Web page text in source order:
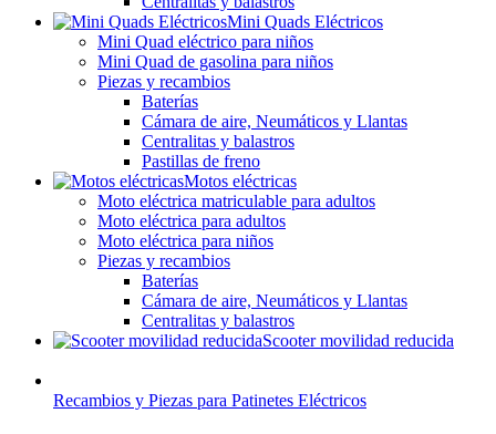
Mini Quads Eléctricos
Mini Quad eléctrico para niños
Mini Quad de gasolina para niños
Piezas y recambios
Baterías
Cámara de aire, Neumáticos y Llantas
Centralitas y balastros
Pastillas de freno
Motos eléctricas
Moto eléctrica matriculable para adultos
Moto eléctrica para adultos
Moto eléctrica para niños
Piezas y recambios
Baterías
Cámara de aire, Neumáticos y Llantas
Centralitas y balastros
Scooter movilidad reducida
Recambios y Piezas para Patinetes Eléctricos